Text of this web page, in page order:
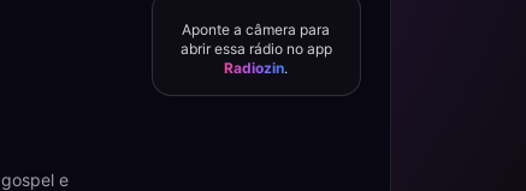
e
Aponte a câmera para
abrir essa rádio no app
Radiozin.